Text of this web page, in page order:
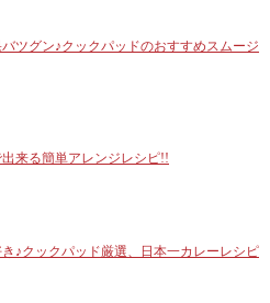
ツグン♪クックパッドのおすすめスムージ
来る簡単アレンジレシピ!!
♪クックパッド厳選、日本一カレーレシピ